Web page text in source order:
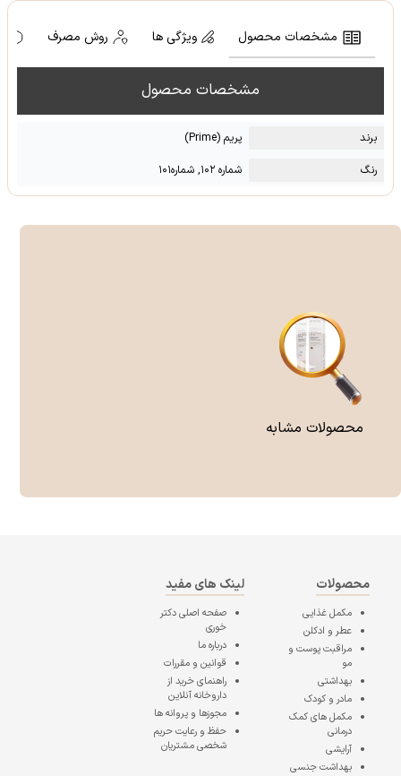
مشخصات محصول ویژگی ها روش مصرف
مشخصات محصول
برند
پریم (Prime)
رنگ
شماره ۱۰۲, شماره۱۰۱
محصولات مشابه
محصولات
مکمل غذایی
عطر و ادکلن
مراقبت پوست و
مو
بهداشتی
مادر و کودک
مکمل های کمک
درمانی
آرایشی
بهداشت جنسی
لینک های مفید
صفحه اصلیدکتر
خوری
درباره ما
قوانین و مقررات
راهنمای خرید از
داروخانه آنلاین
مجوزها و پروانه ها
حفظ و رعایت حریم
شخصی مشتریان